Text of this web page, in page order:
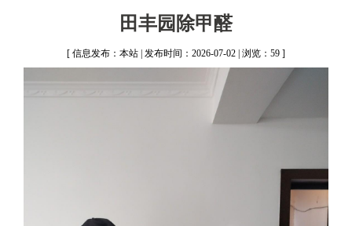
田丰园除甲醛
[ 信息发布：本站 | 发布时间：2026-07-02 | 浏览：59 ]